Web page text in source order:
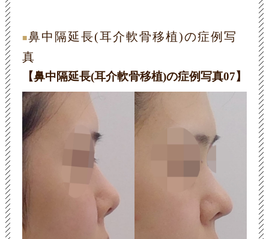
■鼻中隔延長(耳介軟骨移植)の症例写
真
【鼻中隔延長(耳介軟骨移植)の症例写真07】